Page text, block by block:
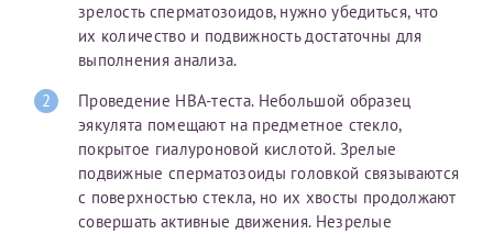
зрелость сперматозоидов, нужно убедиться, что
их количество и подвижность достаточны для
выполнения анализа.
Проведение HBA-теста. Небольшой образец
эякулята помещают на предметное стекло,
покрытое гиалуроновой кислотой. Зрелые
подвижные сперматозоиды головкой связываются
с поверхностью стекла, но их хвосты продолжают
совершать активные движения. Незрелые
налогоплательщик, тот, кто будет получать вычет - ФИО
налогоплательщика